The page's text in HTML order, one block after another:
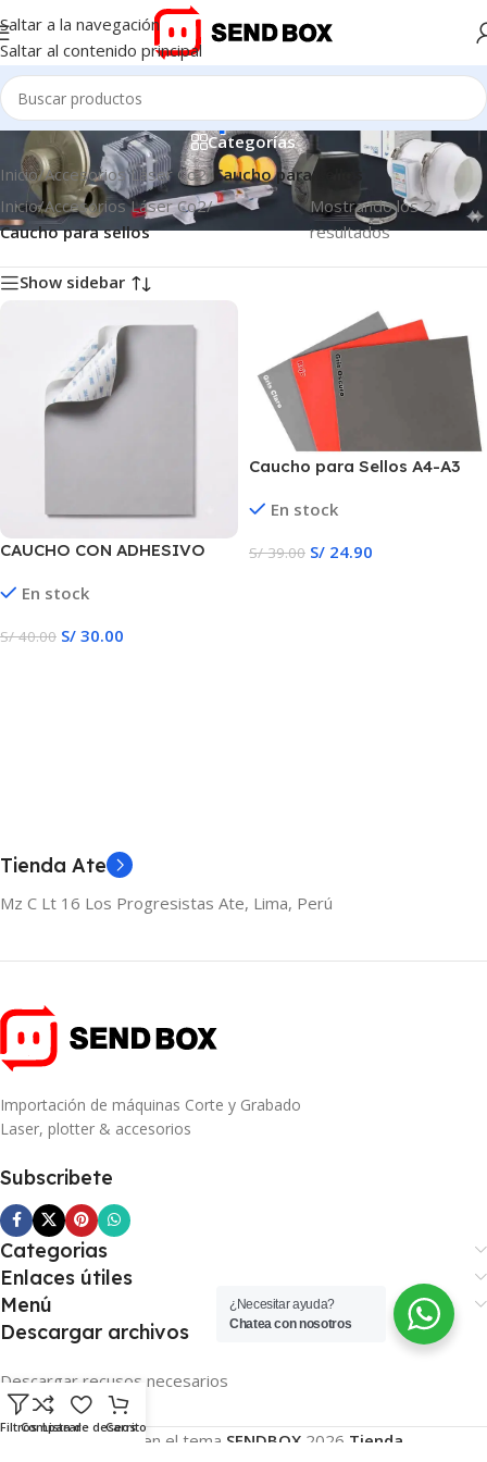
Saltar a la navegación
Saltar al contenido principal
Caucho para sellos
Categorías
Inicio/Accesorios Láser Co2/ Caucho para sellos
Inicio/Accesorios Láser Co2/
Caucho para sellos
Mostrando los 2
resultados
Show sidebar
CAUCHO CON ADHESIVO
En stock
S/40.00 S/ 30.00
Caucho para Sellos A4-A3
En stock
S/39.00 S/ 24.90
Tienda Ate
Mz C Lt 16 Los Progresistas Ate, Lima, Perú
Importación de máquinas Corte y Grabado
Laser, plotter & accesorios
Subscribete
Categorias
Enlaces útiles
Menú
Descargar archivos
Descargar recusos necesarios
Basado en el tema SENDBOX2026 Tienda
FiltrosComparar
Lista de deseos
Carrito
¿Necesitar ayuda?
Chatea con nosotros